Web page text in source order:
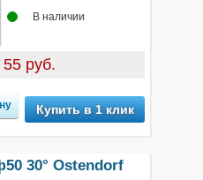
В наличии
руб.
Купить в 1 клик
30° Ostendorf